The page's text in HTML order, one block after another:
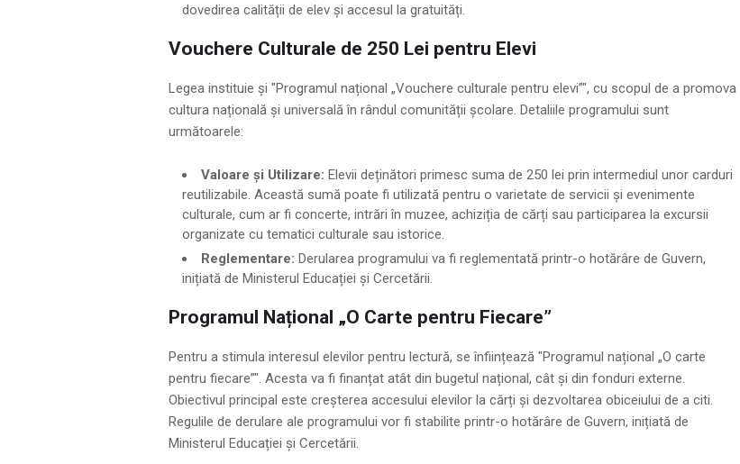
dovedirea calității de elev și accesul la gratuități.
Vouchere Culturale de 250 Lei pentru Elevi
Legea instituie și "Programul național „Vouchere culturale pentru elevi”", cu scopul de a promova
cultura națională și universală în rândul comunității școlare. Detaliile programului sunt
următoarele:
Valoare și Utilizare: Elevii deținători primesc suma de 250 lei prin intermediul unor carduri
reutilizabile. Această sumă poate fi utilizată pentru o varietate de servicii și evenimente
culturale, cum ar fi concerte, intrări în muzee, achiziția de cărți sau participarea la excursii
organizate cu tematici culturale sau istorice.
Reglementare: Derularea programului va fi reglementată printr-o hotărâre de Guvern,
inițiată de Ministerul Educației și Cercetării.
Programul Național „O Carte pentru Fiecare”
Pentru a stimula interesul elevilor pentru lectură, se înființează "Programul național „O carte
pentru fiecare”". Acesta va fi finanțat atât din bugetul național, cât și din fonduri externe.
Obiectivul principal este creșterea accesului elevilor la cărți și dezvoltarea obiceiului de a citi.
Regulile de derulare ale programului vor fi stabilite printr-o hotărâre de Guvern, inițiată de
Ministerul Educației și Cercetării.